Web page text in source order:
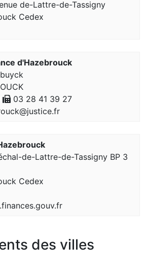
de-Lattre-de-Tassigny
Cedex
d'Hazebrouck
03 28 41 39 27
de-Lattre-de-Tassigny BP 3
Cedex
des villes